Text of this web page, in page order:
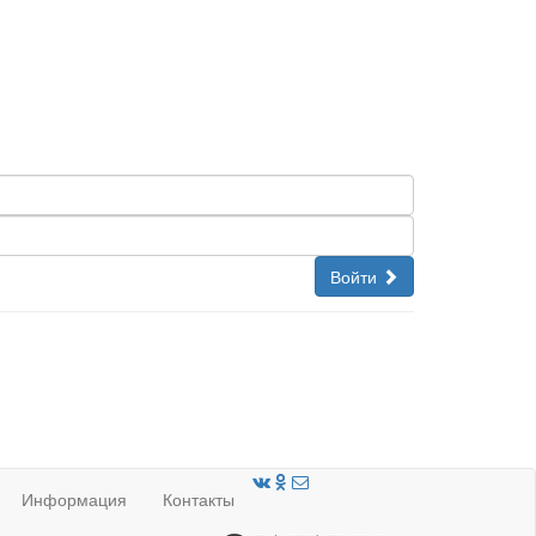
Войти
Информация
Контакты